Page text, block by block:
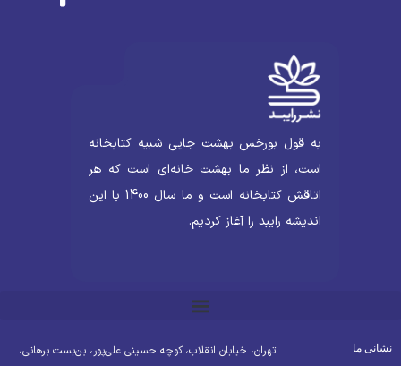
به قول بورخس بهشت جایی شبیه کتابخانه
است، از نظر ما بهشت خانه‌ای است که هر
اتاقش کتابخانه است و ما سال 1400 با این
اندیشه رایبد را آغاز کردیم.
ما تهران، خیابان انقلاب، کوچه حسینی علی‌پور، بن‌بست برهانی،